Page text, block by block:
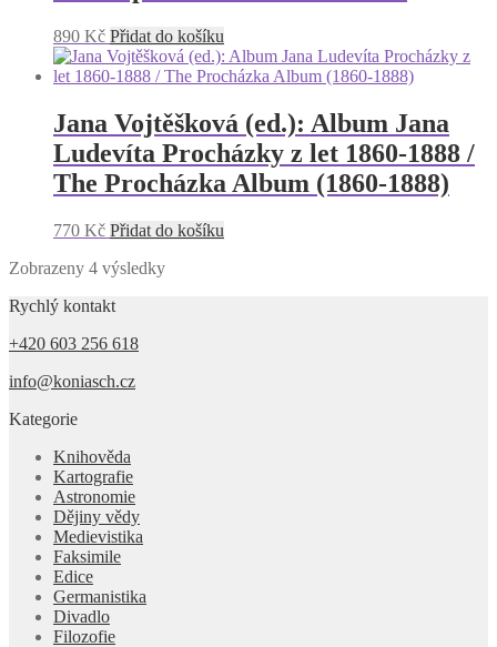
890 Kč Přidat do košíku
Jana Vojtěšková (ed.): Album Jana
Ludevíta Procházky z let 1860-­1888 /
The Procházka Album (1860­-1888)
770 Kč Přidat do košíku
Zobrazeny 4 výsledky
Rychlý kontakt
+420 603 256 618
info@koniasch.cz
Kategorie
Knihověda
Kartografie
Astronomie
Dějiny vědy
Medievistika
Faksimile
Edice
Germanistika
Divadlo
Filozofie